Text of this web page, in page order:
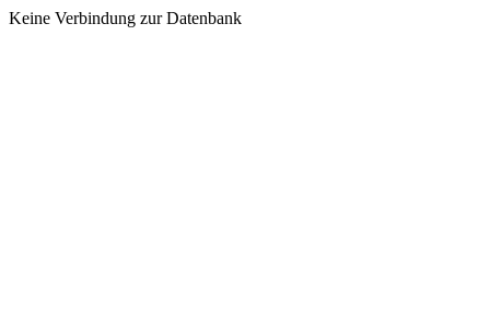
Keine Verbindung zur Datenbank